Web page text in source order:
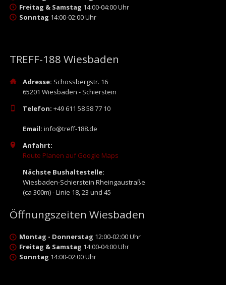
Freitag & Samstag 14:00-04:00 Uhr
Sonntag 14:00-02:00 Uhr
TREFF-188 Wiesbaden
Adresse: Schossbergstr. 16
65201 Wiesbaden - Schierstein
Telefon: +49 611 58 58 77 10
Email: info@treff-188.de
Anfahrt:
Route Planen auf Google Maps
Nächste Bushaltestelle:
Wiesbaden-Schierstein Rheingaustraße
(ca 300m) - Linie 18, 23 und 45
Öffnungszeiten Wiesbaden
Montag - Donnerstag 12:00-02:00 Uhr
Freitag & Samstag 14:00-04:00 Uhr
Sonntag 14:00-02:00 Uhr